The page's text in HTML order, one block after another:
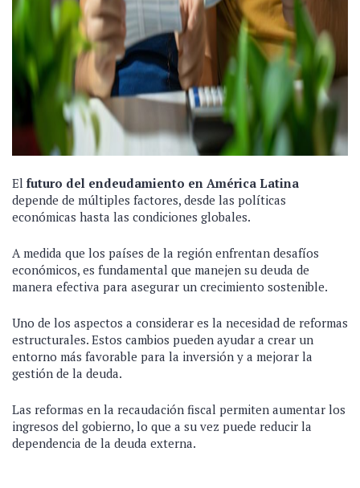
El futuro del endeudamiento en América Latina
depende de múltiples factores, desde las políticas
económicas hasta las condiciones globales.
A medida que los países de la región enfrentan desafíos
económicos, es fundamental que manejen su deuda de
manera efectiva para asegurar un crecimiento sostenible.
Uno de los aspectos a considerar es la necesidad de reformas
estructurales. Estos cambios pueden ayudar a crear un
entorno más favorable para la inversión y a mejorar la
gestión de la deuda.
Las reformas en la recaudación fiscal permiten aumentar los
ingresos del gobierno, lo que a su vez puede reducir la
dependencia de la deuda externa.